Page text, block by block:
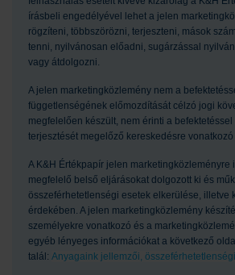
írásbeli engedélyével lehet a jelen
rögzíteni, többszörözni, terjeszteni, mások
tenni, nyilvánosan előadni, sugárzással
vagy átdolgozni.
A jelen marketingközlemény nem a
függetlenségének előmozdítását célzó jogi
megfelelően készült, nem érinti a
terjesztését megelőző kereskedésre vonatkozó
A K&H Értékpapír jelen marketingközleményre
megfelelő belső eljárásokat dolgozott ki és
összeférhetetlenségi esetek elkerülése, illetve
érdekében. A jelen marketingközlemény
személyekre vonatkozó és a
egyéb lényeges információkat a következő
talál: Anyagaink jellemzői,